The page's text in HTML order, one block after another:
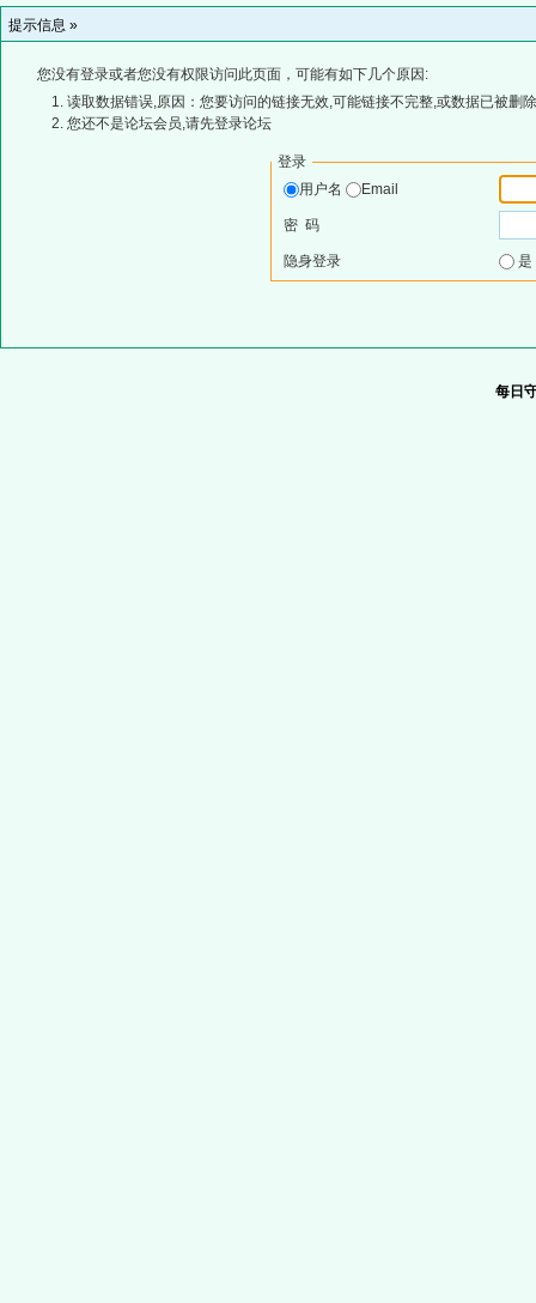
提示信息 »
您没有登录或者您没有权限访问此页面，可能有如下几个原因:
读取数据错误,原因：您要访问的链接无效,可能链接不完整,或数据已被删
您还不是论坛会员,请先登录论坛
登录
用户名
Email
密 码
隐身登录
每日